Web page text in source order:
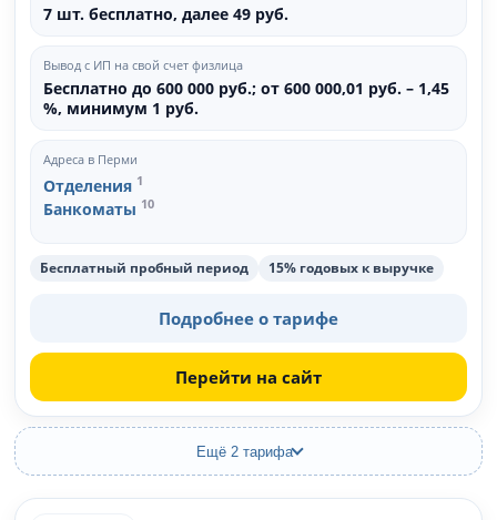
7 шт. бесплатно, далее 49 руб.
Вывод с ИП на свой счет физлица
Бесплатно до 600 000 руб.; от 600 000,01 руб. – 1,45
%, минимум 1 руб.
Адреса в Перми
Отделения 1
Банкоматы 10
Бесплатный пробный период 15% годовых к выручке
Подробнее о тарифе
Перейти на сайт
Ещё 2 тарифа